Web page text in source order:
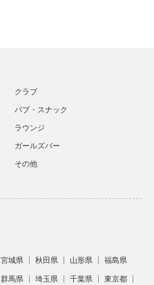
クラブ
パブ・スナック
ラウンジ
ガールズバー
その他
宮城県 秋田県 山形県 福島県
群馬県 埼玉県 千葉県
東京都